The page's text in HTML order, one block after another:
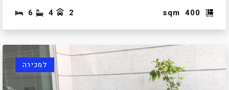
sqm 400
6 4 2
למכירה